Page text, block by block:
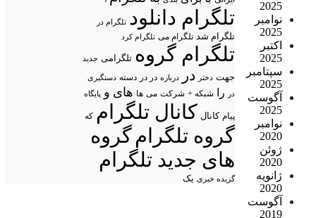
2025
نوامبر
2025
اکتبر
2025
سپتامبر
2025
آگوست
2025
نوامبر
2020
ژوئن
2020
ژانویه
2020
آگوست
2019
تلگرام دانلود تلگرام در
تلگرام شد تلگرام می تلگرام کرد
تلگرام گروه تلگرامی جدید
جهت دختر در درباره در در دسته دستگیری
در
را شبکه + شرکت می ها های و پایگاه
پیام کانال کانال تلگرام که
گروه تلگرامگروه
های جدید تلگرام
گزیده خبری یک